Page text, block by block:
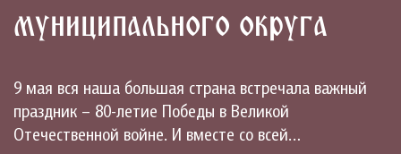
муниципального округа
9 мая вся наша большая страна встречала важный
праздник – 80-летие Победы в Великой
Отечественной войне. И вместе со всей…